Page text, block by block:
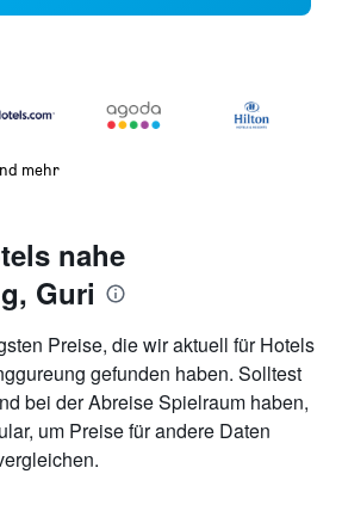
mehr
nahe
Guri
Preise, die wir aktuell für Hotels
gefunden haben. Solltest
bei der Abreise Spielraum haben,
um Preise für andere Daten